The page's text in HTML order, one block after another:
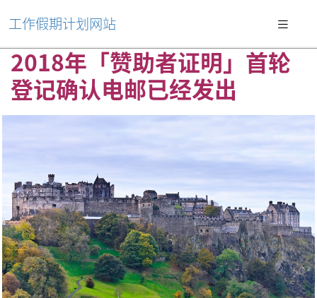
工作假期计划网站
2018年「赞助者证明」首轮
登记确认电邮已经发出